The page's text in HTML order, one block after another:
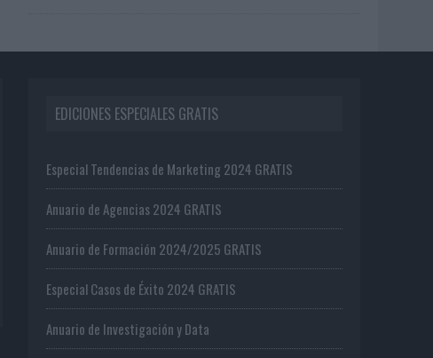
EDICIONES ESPECIALES GRATIS
Especial Tendencias de Marketing 2024 GRATIS
Anuario de Agencias 2024 GRATIS
Anuario de Formación 2024/2025 GRATIS
Especial Casos de Éxito 2024 GRATIS
Anuario de Investigación y Data